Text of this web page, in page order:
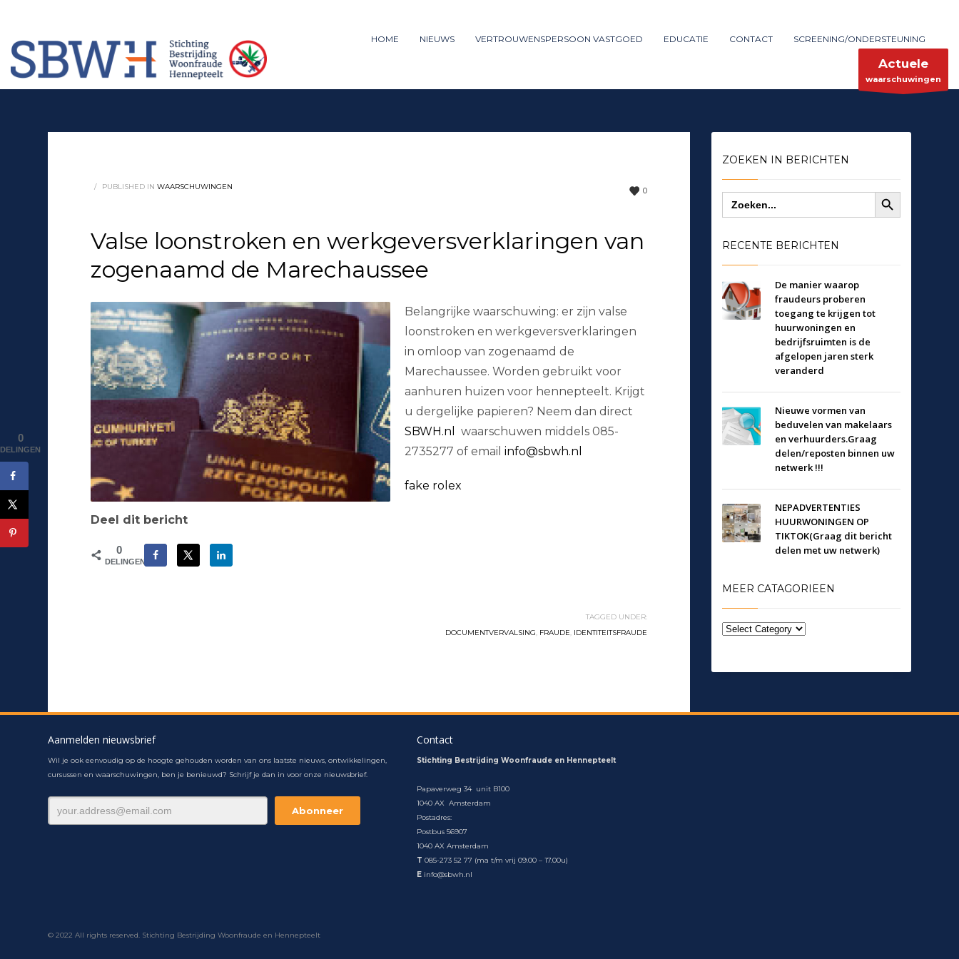
×
1 Login or create new account.
If you still have problems, please let us know, by sending an email to support@website.com . Thank you!
Mon-Fri 9:00AM - 6:00AM
HOME NIEUWS VERTROUWENSPERSOON VASTGOED EDUCATIE CONTACT SCREENING/ONDERSTEUNING
Actuele
waarschuwingen
0
/ PUBLISHED IN WAARSCHUWINGEN
Valse loonstroken en werkgeversverklaringen van
zogenaamd de Marechaussee
Belangrijke waarschuwing: er zijn valse
loonstroken en werkgeversverklaringen
in omloop van zogenaamd de
Marechaussee. Worden gebruikt voor
aanhuren huizen voor hennepteelt. Krijgt
u dergelijke papieren? Neem dan direct
SBWH.nl
waarschuwen middels 085-
2735277 of email info@sbwh.nl
fake rolex
Deel dit bericht
0
DELINGEN
TAGGED UNDER:
DOCUMENTVERVALSING, FRAUDE, IDENTITEITSFRAUDE
ZOEKEN IN BERICHTEN
Zoek
naar:
Zoekknop
RECENTE BERICHTEN
De manier waarop
fraudeurs proberen
toegang te krijgen tot
huurwoningen en
bedrijfsruimten is de
afgelopen jaren sterk
veranderd
Nieuwe vormen van
beduvelen van makelaars
en verhuurders.Graag
delen/reposten binnen uw
netwerk !!!
NEPADVERTENTIES
HUURWONINGEN OP
TIKTOK(Graag dit bericht
delen met uw netwerk)
MEER CATAGORIEEN
Aanmelden nieuwsbrief
Wil je ook eenvoudig op de hoogte gehouden worden van ons laatste nieuws, ontwikkelingen,
cursussen en waarschuwingen, ben je benieuwd? Schrijf je dan in voor onze nieuwsbrief.
Contact
Stichting Bestrijding Woonfraude en Hennepteelt
Papaverweg 34 unit B100
1040 AX Amsterdam
Postadres:
Postbus 56907
1040 AX Amsterdam
T 085-273 52 77 (ma t/m vrij 09.00 – 17.00u)
E info@sbwh.nl
© 2022 All rights reserved. Stichting Bestrijding Woonfraude en Hennepteelt
0
DELINGEN